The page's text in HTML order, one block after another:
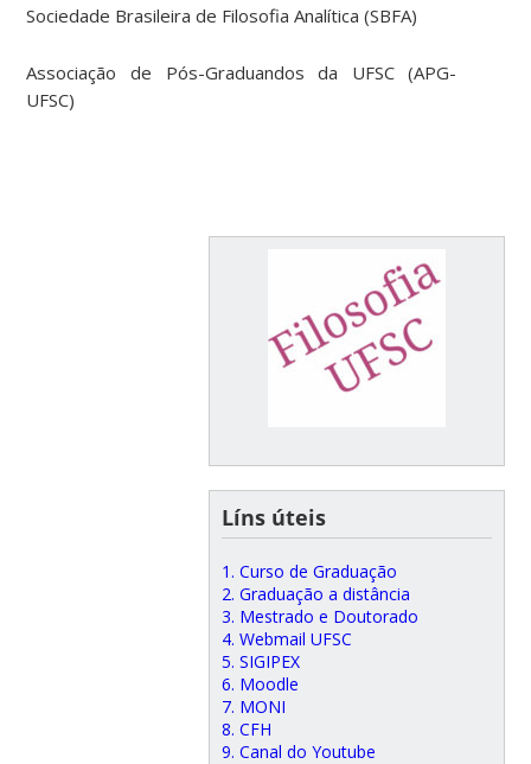
Sociedade Brasileira de Filosofia Analítica (SBFA)
Associação de Pós-Graduandos da UFSC (APG-
UFSC)
Líns úteis
1. Curso de Graduação
2. Graduação a distância
3. Mestrado e Doutorado
4. Webmail UFSC
5. SIGIPEX
6. Moodle
7. MONI
8. CFH
9. Canal do Youtube